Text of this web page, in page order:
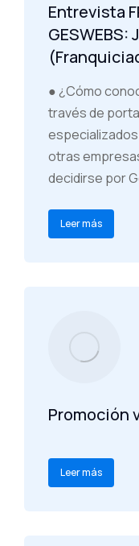
Entrevista
● ¿Cómo
través de
especializados
otras
decidirse por
Leer más
Promoción
Leer más